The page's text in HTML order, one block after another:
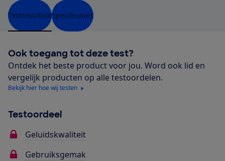
TestresultaatSpecificaties
Ook toegang tot deze test?
Ontdek het beste product voor jou. Word ook lid en
vergelijk producten op alle testoordelen.
Bekijk hier hoe wij testen
Testoordeel
Geluidskwaliteit
Gebruiksgemak